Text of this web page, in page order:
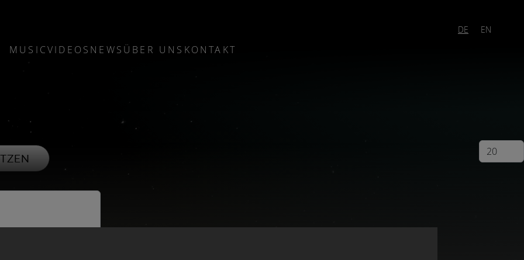
DE EN
MUSICVIDEOS NEWS ÜBER UNS KONTAKT
Anzeige #